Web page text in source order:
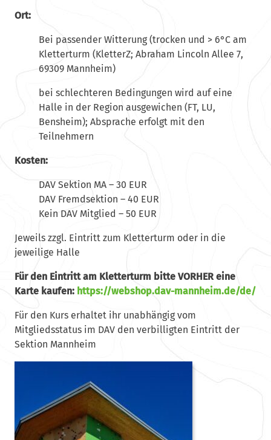
Ort:
Bei passender Witterung (trocken und > 6°C am
Kletterturm (KletterZ; Abraham Lincoln Allee 7,
69309 Mannheim)
bei schlechteren Bedingungen wird auf eine
Halle in der Region ausgewichen (FT, LU,
Bensheim); Absprache erfolgt mit den
Teilnehmern
Kosten:
DAV Sektion MA – 30 EUR
DAV Fremdsektion – 40 EUR
Kein DAV Mitglied – 50 EUR
Jeweils zzgl. Eintritt zum Kletterturm oder in die
jeweilige Halle
Für den Eintritt am Kletterturm bitte VORHER eine
Karte kaufen: https://webshop.dav-mannheim.de/de/
Für den Kurs erhaltet ihr unabhängig vom
Mitgliedsstatus im DAV den verbilligten Eintritt der
Sektion Mannheim